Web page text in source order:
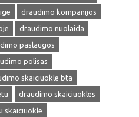
draudimo kompanijos
draudimo nuolaida
paslaugos
polisas
skaiciuokle bta
draudimo skaiciuokles
skaiciuokle